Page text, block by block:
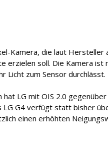
Kamera, die laut Hersteller
erzielen soll. Die Kamera ist
Licht zum Sensor durchlässt.
LG mit OIS 2.0
G4 verfügt statt bisher
einen erhöhten